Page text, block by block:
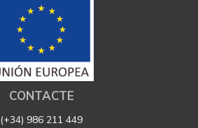
CONTACTE
(+34) 986 211 449